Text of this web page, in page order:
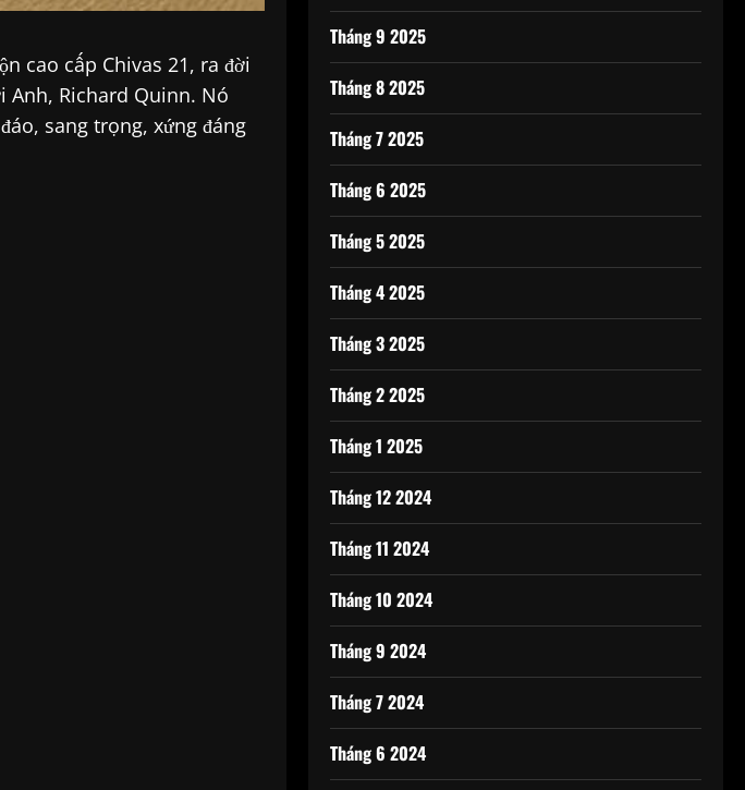
cao cấp Chivas 21, ra đời
Anh, Richard Quinn. Nó
sang trọng, xứng đáng
Tháng 9 2025
Tháng 8 2025
Tháng 7 2025
Tháng 6 2025
Tháng 5 2025
Tháng 4 2025
Tháng 3 2025
Tháng 2 2025
Tháng 1 2025
Tháng 12 2024
Tháng 11 2024
Tháng 10 2024
Tháng 9 2024
Tháng 7 2024
Tháng 6 2024